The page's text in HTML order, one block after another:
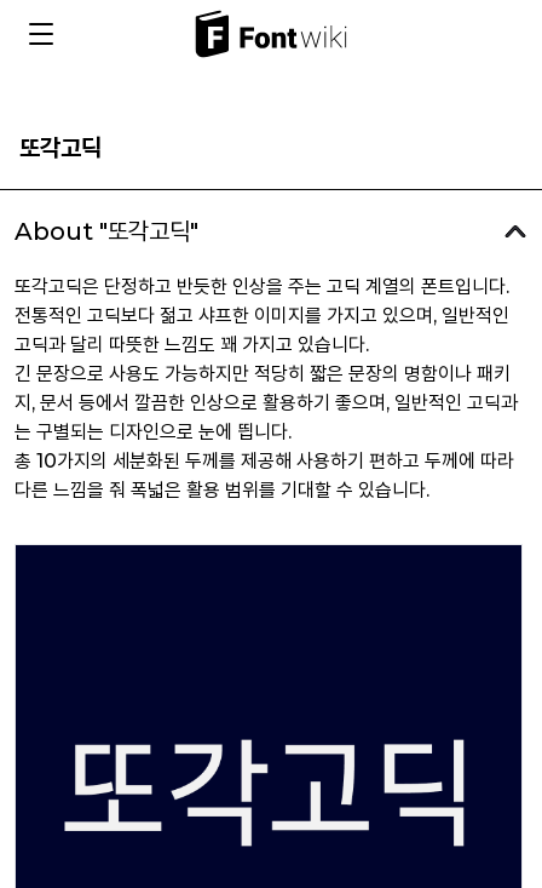
또각고딕
About "또각고딕"
또각고딕은 단정하고 반듯한 인상을 주는 고딕 계열의 폰트입니다.
전통적인 고딕보다 젊고 샤프한 이미지를 가지고 있으며, 일반적인
고딕과 달리 따뜻한 느낌도 꽤 가지고 있습니다.
긴 문장으로 사용도 가능하지만 적당히 짧은 문장의 명함이나 패키
지, 문서 등에서 깔끔한 인상으로 활용하기 좋으며, 일반적인 고딕과
는 구별되는 디자인으로 눈에 띕니다.
총 10가지의 세분화된 두께를 제공해 사용하기 편하고 두께에 따라
다른 느낌을 줘 폭넓은 활용 범위를 기대할 수 있습니다.